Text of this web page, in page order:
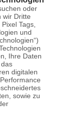
oder
wir Dritte
Tags,
und
Ihre Daten
digitalen
sowie zu